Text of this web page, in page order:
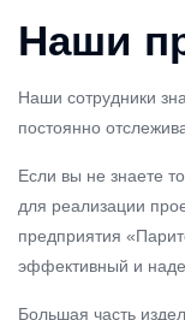
Наши
Наши сотрудники
постоянно
Если вы не знаете
для реализации
предприятия
эффективный и
Большая часть